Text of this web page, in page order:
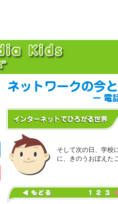
そして次の日、学校
に、きのうおぼえ